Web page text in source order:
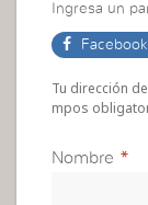
Ingresa un
Facebook
Tu dirección
mpos
Nombre *